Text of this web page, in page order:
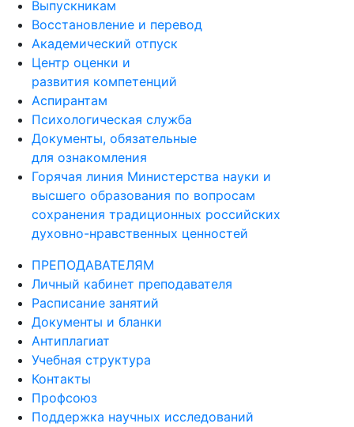
Выпускникам
Восстановление и перевод
Академический отпуск
Центр оценки и
развития компетенций
Аспирантам
Психологическая служба
Документы, обязательные
для ознакомления
Горячая линия Министерства науки и
высшего образования по вопросам
сохранения традиционных российских
духовно-нравственных ценностей
ПРЕПОДАВАТЕЛЯМ
Личный кабинет преподавателя
Расписание занятий
Документы и бланки
Антиплагиат
Учебная структура
Контакты
Профсоюз
Поддержка научных исследований